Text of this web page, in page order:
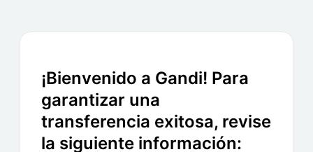
¡Bienvenido a Gandi! Para
garantizar una
transferencia exitosa, revise
la siguiente información: